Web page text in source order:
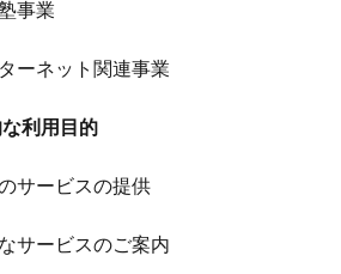
事業
ーネット関連事業
利用目的
サービスの提供
サービスのご案内